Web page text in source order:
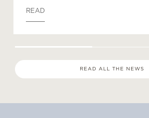
READ
READ ALL THE NEWS